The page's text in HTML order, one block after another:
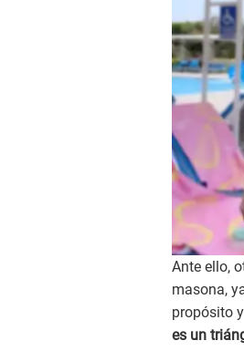
Ante ello,
masona,
propósito
es un